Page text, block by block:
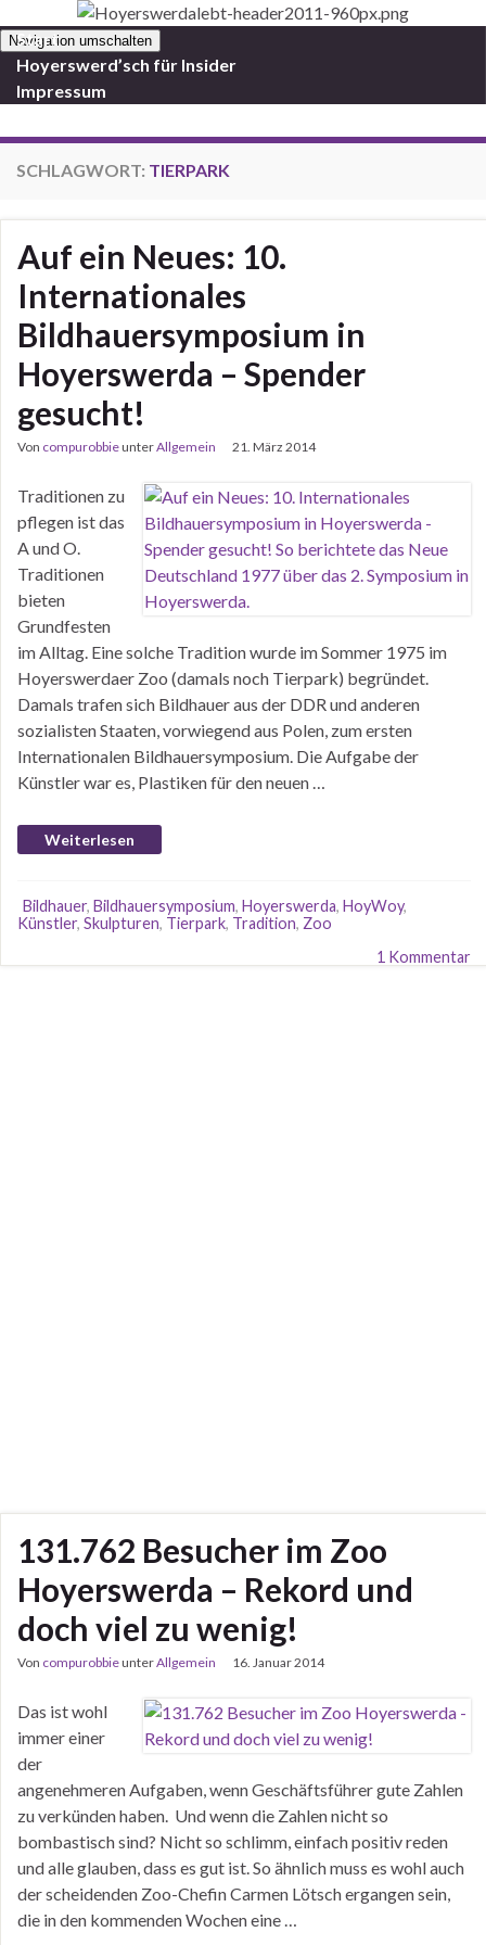
Navigation umschalten
Start
Hoyerswerd’sch für Insider
Impressum
SCHLAGWORT: TIERPARK
Auf ein Neues: 10.
Internationales
Bildhauersymposium in
Hoyerswerda – Spender
gesucht!
Von compurobbieunterAllgemein 21. März 2014
Traditionen zu
pflegen ist das
A und O.
Traditionen
bieten
Grundfesten
im Alltag. Eine solche Tradition wurde im Sommer 1975 im
Hoyerswerdaer Zoo (damals noch Tierpark) begründet.
Damals trafen sich Bildhauer aus der DDR und anderen
sozialisten Staaten, vorwiegend aus Polen, zum ersten
Internationalen Bildhauersymposium. Die Aufgabe der
Künstler war es, Plastiken für den neuen …
Weiterlesen
Bildhauer, Bildhauersymposium, Hoyerswerda, HoyWoy,
Künstler, Skulpturen, Tierpark, Tradition, Zoo
1 Kommentar
131.762 Besucher im Zoo
Hoyerswerda – Rekord und
doch viel zu wenig!
Von compurobbieunterAllgemein 16. Januar 2014
Das ist wohl
immer einer
der
angenehmeren Aufgaben, wenn Geschäftsführer gute Zahlen
zu verkünden haben. Und wenn die Zahlen nicht so
bombastisch sind? Nicht so schlimm, einfach positiv reden
und alle glauben, dass es gut ist. So ähnlich muss es wohl auch
der scheidenden Zoo-Chefin Carmen Lötsch ergangen sein,
die in den kommenden Wochen eine …